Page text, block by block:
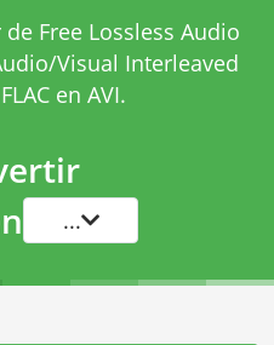
Free Lossless Audio
Visual Interleaved
en AVI.
...